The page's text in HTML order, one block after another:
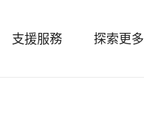
支援服務 探索更多